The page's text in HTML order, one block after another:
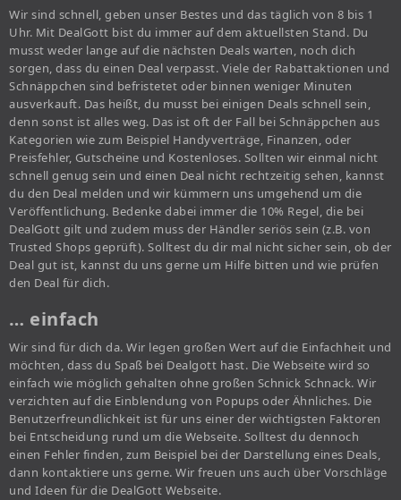
Wir sind schnell, geben unser Bestes und das täglich von 8 bis 1
Uhr. Mit DealGott bist du immer auf dem aktuellsten Stand. Du
musst weder lange auf die nächsten Deals warten, noch dich
sorgen, dass du einen Deal verpasst. Viele der Rabattaktionen und
Schnäppchen sind befristetet oder binnen weniger Minuten
ausverkauft. Das heißt, du musst bei einigen Deals schnell sein,
denn sonst ist alles weg. Das ist oft der Fall bei Schnäppchen aus
Kategorien wie zum Beispiel Handyverträge, Finanzen, oder
Preisfehler, Gutscheine und Kostenloses. Sollten wir einmal nicht
schnell genug sein und einen Deal nicht rechtzeitig sehen, kannst
du den Deal melden und wir kümmern uns umgehend um die
Veröffentlichung. Bedenke dabei immer die 10% Regel, die bei
DealGott gilt und zudem muss der Händler seriös sein (z.B. von
Trusted Shops geprüft). Solltest du dir mal nicht sicher sein, ob der
Deal gut ist, kannst du uns gerne um Hilfe bitten und wie prüfen
den Deal für dich.
… einfach
Wir sind für dich da. Wir legen großen Wert auf die Einfachheit und
möchten, dass du Spaß bei Dealgott hast. Die Webseite wird so
einfach wie möglich gehalten ohne großen Schnick Schnack. Wir
verzichten auf die Einblendung von Popups oder Ähnliches. Die
Benutzerfreundlichkeit ist für uns einer der wichtigsten Faktoren
bei Entscheidung rund um die Webseite. Solltest du dennoch
einen Fehler finden, zum Beispiel bei der Darstellung eines Deals,
dann kontaktiere uns gerne. Wir freuen uns auch über Vorschläge
und Ideen für die DealGott Webseite.